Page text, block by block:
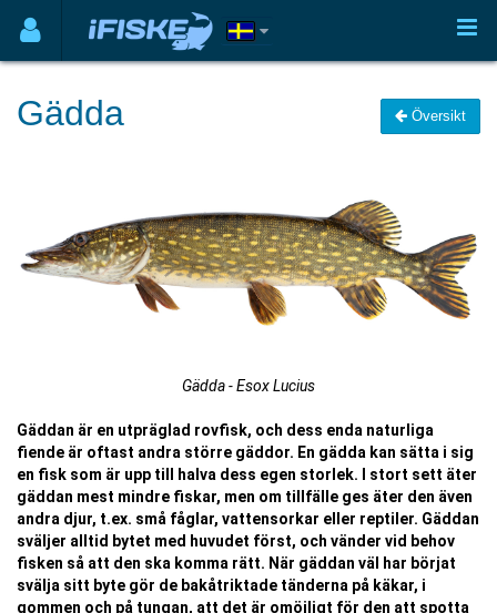
Gädda Översikt
Gädda - Esox Lucius
Gäddan är en utpräglad rovfisk, och dess enda naturliga
fiende är oftast andra större gäddor. En gädda kan sätta i sig
en fisk som är upp till halva dess egen storlek. I stort sett äter
gäddan mest mindre fiskar, men om tillfälle ges äter den även
andra djur, t.ex. små fåglar, vattensorkar eller reptiler. Gäddan
sväljer alltid bytet med huvudet först, och vänder vid behov
fisken så att den ska komma rätt. När gäddan väl har börjat
svälja sitt byte gör de bakåtriktade tänderna på käkar, i
gommen och på tungan, att det är omöjligt för den att spotta